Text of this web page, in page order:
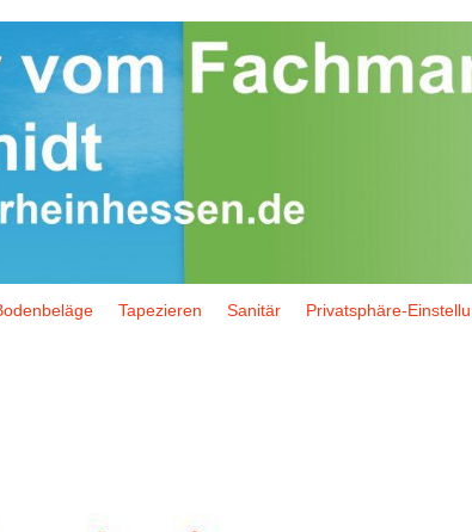
Tapezieren Sanitär Privatsphäre-